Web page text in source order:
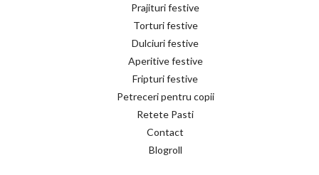
Prajituri festive
Torturi festive
Dulciuri festive
Aperitive festive
Fripturi festive
Petreceri pentru copii
Retete Pasti
Contact
Blogroll